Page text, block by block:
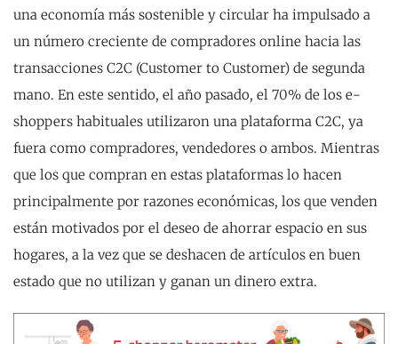
una economía más sostenible y circular ha impulsado a
un número creciente de compradores online hacia las
transacciones C2C (Customer to Customer) de segunda
mano. En este sentido, el año pasado, el 70% de los e-
shoppers habituales utilizaron una plataforma C2C, ya
fuera como compradores, vendedores o ambos. Mientras
que los que compran en estas plataformas lo hacen
principalmente por razones económicas, los que venden
están motivados por el deseo de ahorrar espacio en sus
hogares, a la vez que se deshacen de artículos en buen
estado que no utilizan y ganan un dinero extra.